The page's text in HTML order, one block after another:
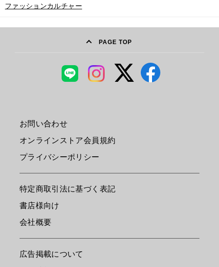
ファッションカルチャー
PAGE TOP
お問い合わせ
オンラインストア会員規約
プライバシーポリシー
特定商取引法に基づく表記
書店様向け
会社概要
広告掲載について